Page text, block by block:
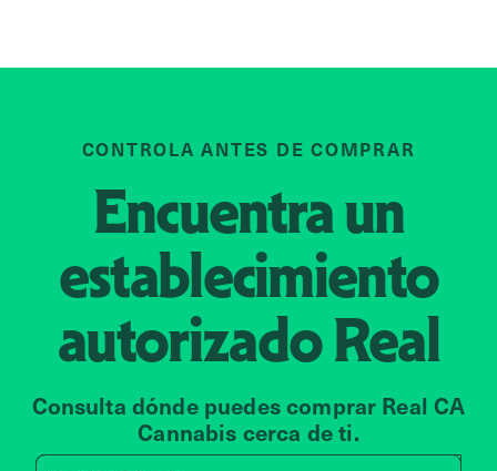
CONTROLA ANTES DE COMPRAR
Encuentra un
establecimiento
autorizadoReal
Consulta dónde puedes comprar Real CA
Cannabis cerca de ti.
Search by zip code, address,